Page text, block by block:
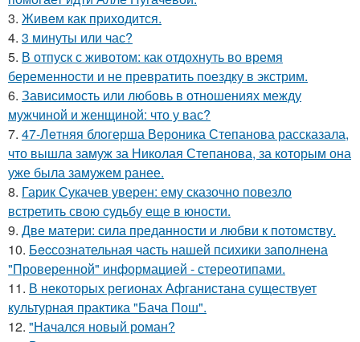
3. Живeм как приходится.
4. 3 минуты или час?
5. В отпуск с животом: как отдохнуть во время
беременности и не превратить поездку в экстрим.
6. Зависимость или любовь в отношениях между
мужчиной и женщиной: что у вас?
7. 47-Лeтняя блoгерша Вероника Степанова рассказала,
что вышла замуж за Николая Степанова, за которым она
уже была замужем ранее.
8. Гарик Сукачев уверен: ему сказочно повезло
встретить свою судьбу еще в юности.
9. Две матери: сила преданности и любви к потомству.
10. Бecсознательная часть нашей психики заполнена
"Проверенной" информацией - стереотипами.
11. В некоторых регионах Афганистана существует
культурная практика "Бача Пош".
12. "Начался новый роман?